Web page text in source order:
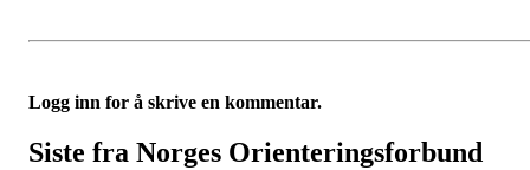
Logg inn for å skrive en kommentar.
Siste fra Norges Orienteringsforbund